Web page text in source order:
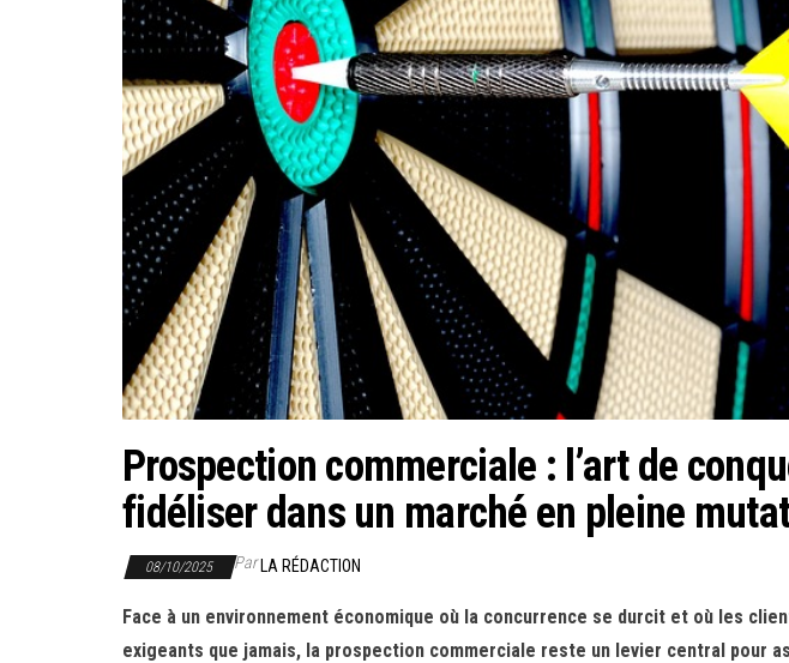
Prospection commerciale : l’art de
fidéliser dans un marché en pleine
08/10/2025 ParLA RÉDACTION
Face à un environnement économique où la concurrence se durcit et où les
exigeants que jamais, la prospection commerciale reste un levier central pour